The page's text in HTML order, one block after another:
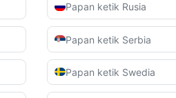
Papan ketik Rusia
Papan ketik Serbia
Papan ketik Swedia